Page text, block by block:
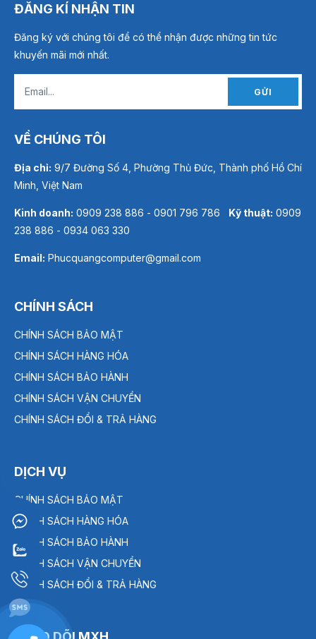
ĐĂNG KÍ NHẬN TIN
Đăng ký với chúng tôi để có thể nhận được những tin tức
khuyến mãi mới nhất.
GỬI
VỀ CHÚNG TÔI
Địa chỉ: 9/7 Đường Số 4, Phường Thủ Đức, Thành phố Hồ Chí
Minh, Việt Nam
Kinh doanh: 0909 238 886 - 0901 796 786 Kỹ thuật: 0909
238 886 - 0934 063 330
Email: Phucquangcomputer@gmail.com
CHÍNH SÁCH
CHÍNH SÁCH BẢO MẬT
CHÍNH SÁCH HÀNG HÓA
CHÍNH SÁCH BẢO HÀNH
CHÍNH SÁCH VẬN CHUYỂN
CHÍNH SÁCH ĐỔI & TRẢ HÀNG
DỊCH VỤ
CHÍNH SÁCH BẢO MẬT
CHÍNH SÁCH HÀNG HÓA
CHÍNH SÁCH BẢO HÀNH
CHÍNH SÁCH VẬN CHUYỂN
CHÍNH SÁCH ĐỔI & TRẢ HÀNG